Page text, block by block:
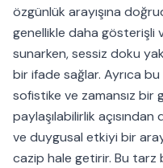
özgünlük arayışına
genellikle daha gösterişli
sunarken, sessiz doku
bir ifade sağlar. Ayrıca
sofistike ve zamansız bir
paylaşılabilirlik
ve duygusal etkiyi bir
cazip hale getirir. Bu tarz